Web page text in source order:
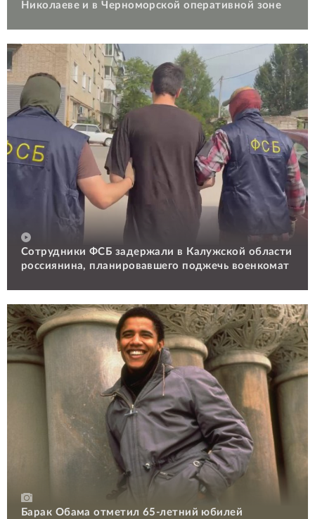
Николаеве и в Черноморской оперативной зоне
Сотрудники ФСБ задержали в Калужской области
россиянина, планировавшего поджечь военкомат
Барак Обама отметил 65-летний юбилей